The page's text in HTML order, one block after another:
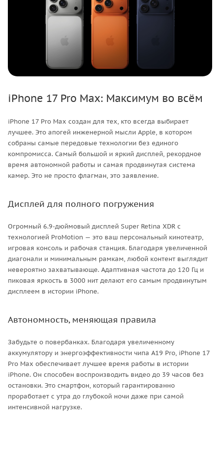
iPhone 17 Pro Max: Максимум во всём
iPhone 17 Pro Max создан для тех, кто всегда выбирает
лучшее. Это апогей инженерной мысли Apple, в котором
собраны самые передовые технологии без единого
компромисса. Самый большой и яркий дисплей, рекордное
время автономной работы и самая продвинутая система
камер. Это не просто флагман, это заявление.
Дисплей для полного погружения
Огромный 6.9-дюймовый дисплей Super Retina XDR с
технологией ProMotion — это ваш персональный кинотеатр,
игровая консоль и рабочая станция. Благодаря увеличенной
диагонали и минимальным рамкам, любой контент выглядит
невероятно захватывающе. Адаптивная частота до 120 Гц и
пиковая яркость в 3000 нит делают его самым продвинутым
дисплеем в истории iPhone.
Автономность, меняющая правила
Забудьте о повербанках. Благодаря увеличенному
аккумулятору и энергоэффективности чипа A19 Pro, iPhone 17
Pro Max обеспечивает лучшее время работы в истории
iPhone. Он способен воспроизводить видео до 39 часов без
остановки. Это смартфон, который гарантированно
проработает с утра до глубокой ночи даже при самой
интенсивной нагрузке.